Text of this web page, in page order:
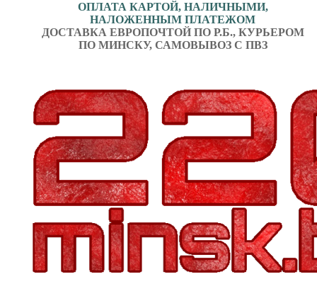
ОПЛАТА КАРТОЙ, НАЛИЧНЫМИ,
НАЛОЖЕННЫМ ПЛАТЕЖОМ
ДОСТАВКА ЕВРОПОЧТОЙ ПО Р.Б., КУРЬЕРОМ
ПО МИНСКУ, САМОВЫВОЗ С ПВЗ